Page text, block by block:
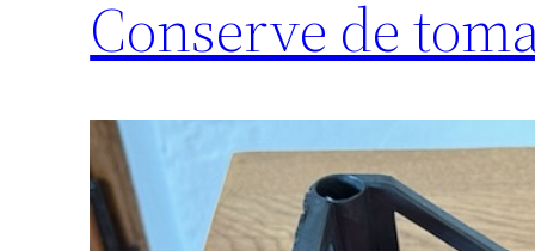
Conserve de